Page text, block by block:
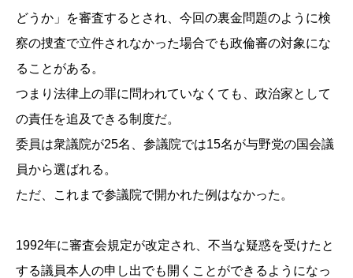
どうか」を審査するとされ、今回の裏金問題のように検
察の捜査で立件されなかった場合でも政倫審の対象にな
ることがある。
つまり法律上の罪に問われていなくても、政治家として
の責任を追及できる制度だ。
委員は衆議院が25名、参議院では15名が与野党の国会議
員から選ばれる。
ただ、これまで参議院で開かれた例はなかった。
1992年に審査会規定が改定され、不当な疑惑を受けたと
する議員本人の申し出でも開くことができるようになっ